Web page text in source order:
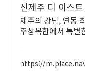
신제주 디 이스
표홈페이지
제주의 강남, 연동
주상복합에서 특별
https://